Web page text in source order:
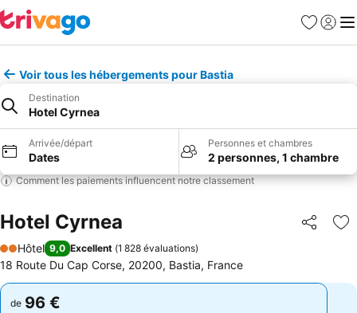
Favoris
Se
Voir tous les hébergements pour Bastia
Destination
Hotel Cyrnea
Arrivée/départ
Dates
Personnes et chambres
2 personnes, 1 chambre
Comment les paiements influencent notre classement
Hotel Cyrnea Partager
2 Étoiles
Hôtel 9,0 Excellent (1 828 évaluations)
18 Route Du Cap Corse, 20200, Bastia, France
de 96 €
de 96 €